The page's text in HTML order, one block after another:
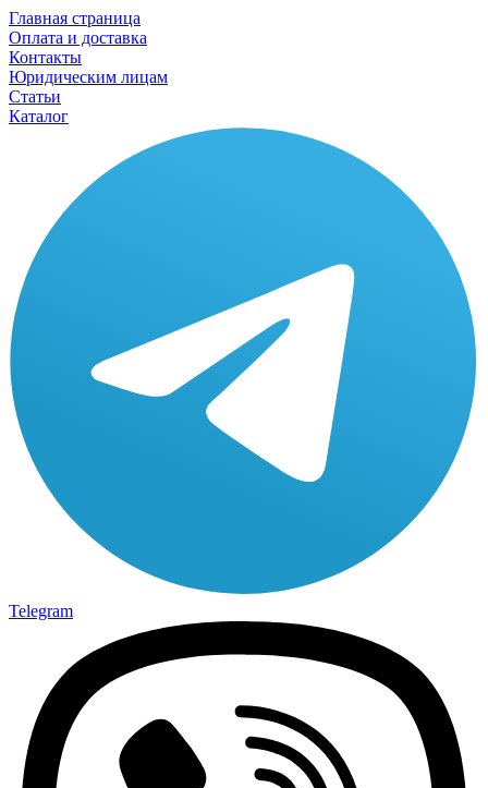
Главная страница
Оплата и доставка
Контакты
Юридическим лицам
Статьи
Каталог
Telegram